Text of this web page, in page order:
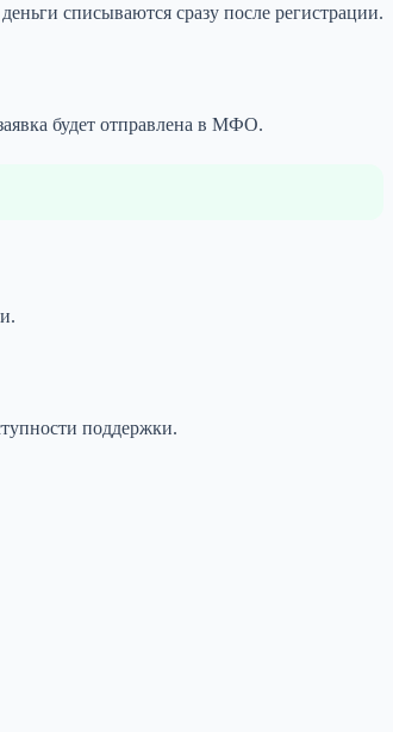
списываются сразу после регистрации.
будет отправлена в МФО.
поддержки.